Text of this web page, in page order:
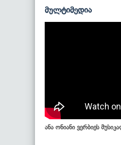
მულტიმედია
ანა ონიანი ვერბიეს